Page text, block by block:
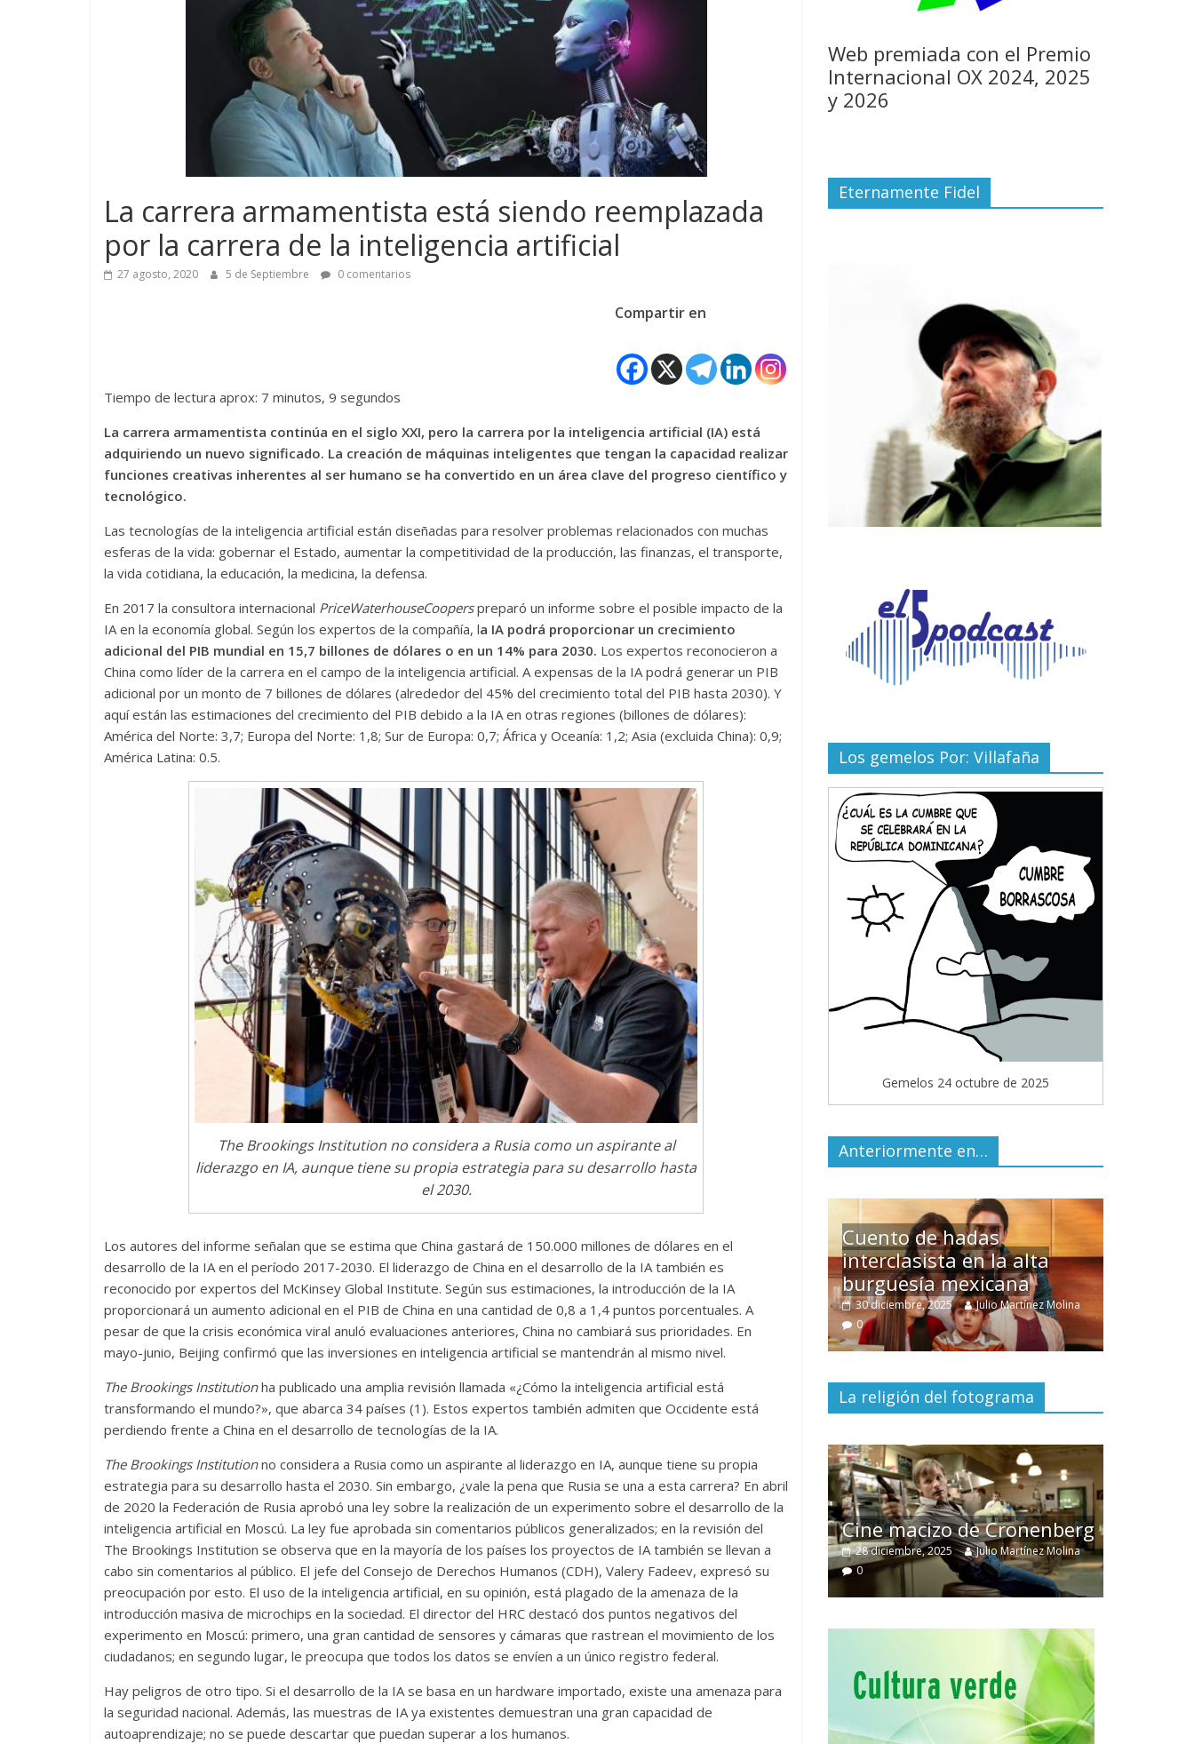
La carrera armamentista está siendo reemplazada
por la carrera de la inteligencia artificial
27 agosto, 2020 5 de Septiembre 0 comentarios
Compartir en
Tiempo de lectura aprox: 7 minutos, 9 segundos
La carrera armamentista continúa en el siglo XXI, pero la carrera por la inteligencia artificial (IA) está
adquiriendo un nuevo significado. La creación de máquinas inteligentes que tengan la capacidad realizar
funciones creativas inherentes al ser humano se ha convertido en un área clave del progreso científico y
tecnológico.
Las tecnologías de la inteligencia artificial están diseñadas para resolver problemas relacionados con muchas
esferas de la vida: gobernar el Estado, aumentar la competitividad de la producción, las finanzas, el transporte,
la vida cotidiana, la educación, la medicina, la defensa.
En 2017 la consultora internacional PriceWaterhouseCooperspreparó un informe sobre el posible impacto de la
IA en la economía global. Según los expertos de la compañía, la IA podrá proporcionar un crecimiento
adicional del PIB mundial en 15,7 billones de dólares o en un 14% para 2030. Los expertos reconocieron a
China como líder de la carrera en el campo de la inteligencia artificial. A expensas de la IA podrá generar un PIB
adicional por un monto de 7 billones de dólares (alrededor del 45% del crecimiento total del PIB hasta 2030). Y
aquí están las estimaciones del crecimiento del PIB debido a la IA en otras regiones (billones de dólares):
América del Norte: 3,7; Europa del Norte: 1,8; Sur de Europa: 0,7; África y Oceanía: 1,2; Asia (excluida China): 0,9;
América Latina: 0.5.
The Brookings Institution no considera a Rusia como un aspirante al
liderazgo en IA, aunque tiene su propia estrategia para su desarrollo hasta
el 2030.
Los autores del informe señalan que se estima que China gastará de 150.000 millones de dólares en el
desarrollo de la IA en el período 2017-2030. El liderazgo de China en el desarrollo de la IA también es
reconocido por expertos del McKinsey Global Institute. Según sus estimaciones, la introducción de la IA
proporcionará un aumento adicional en el PIB de China en una cantidad de 0,8 a 1,4 puntos porcentuales. A
pesar de que la crisis económica viral anuló evaluaciones anteriores, China no cambiará sus prioridades. En
mayo-junio, Beijing confirmó que las inversiones en inteligencia artificial se mantendrán al mismo nivel.
The Brookings Institutionha publicado una amplia revisión llamada «¿Cómo la inteligencia artificial está
transformando el mundo?», que abarca 34 países (1). Estos expertos también admiten que Occidente está
perdiendo frente a China en el desarrollo de tecnologías de la IA.
The Brookings Institutionno considera a Rusia como un aspirante al liderazgo en IA, aunque tiene su propia
estrategia para su desarrollo hasta el 2030. Sin embargo, ¿vale la pena que Rusia se una a esta carrera? En abril
de 2020 la Federación de Rusia aprobó una ley sobre la realización de un experimento sobre el desarrollo de la
inteligencia artificial en Moscú. La ley fue aprobada sin comentarios públicos generalizados; en la revisión del
The Brookings Institution se observa que en la mayoría de los países los proyectos de IA también se llevan a
cabo sin comentarios al público. El jefe del Consejo de Derechos Humanos (CDH), Valery Fadeev, expresó su
preocupación por esto. El uso de la inteligencia artificial, en su opinión, está plagado de la amenaza de la
introducción masiva de microchips en la sociedad. El director del HRC destacó dos puntos negativos del
experimento en Moscú: primero, una gran cantidad de sensores y cámaras que rastrean el movimiento de los
ciudadanos; en segundo lugar, le preocupa que todos los datos se envíen a un único registro federal.
Hay peligros de otro tipo. Si el desarrollo de la IA se basa en un hardware importado, existe una amenaza para
la seguridad nacional. Además, las muestras de IA ya existentes demuestran una gran capacidad de
autoaprendizaje; no se puede descartar que puedan superar a los humanos.
Web premiada con el Premio
Internacional OX 2024, 2025
y 2026
Eternamente Fidel
Los gemelos Por: Villafaña
Gemelos 24 octubre de 2025
Anteriormente en…
Las series-caramelos de
Shondaland
Julio Martínez Molina
Una serie con los defectos
de muchas telenovelas
28 febrero, 2026 Julio Martínez Molina
Cuento de hadas
interclasista en la alta
burguesía mexicana
30 diciembre, 2025
Julio Martínez Molina
Un hombre entre dos
mundos
15 mayo, 2026 Julio Martínez Molina 0
La religión del fotograma
Terror chamánico coreano
14 marzo, 2026 Julio Martínez Molina 0
Divertida comedia
dramática argentina
29 diciembre, 2025
Julio Martínez Molina
0
Cine macizo de Cronenberg
28 diciembre, 2025
Julio Martínez Molina
0
El documentalNuestra
tierray el despojo de los
pueblos originarios
30 junio, 2026 Julio Martínez Molina 0